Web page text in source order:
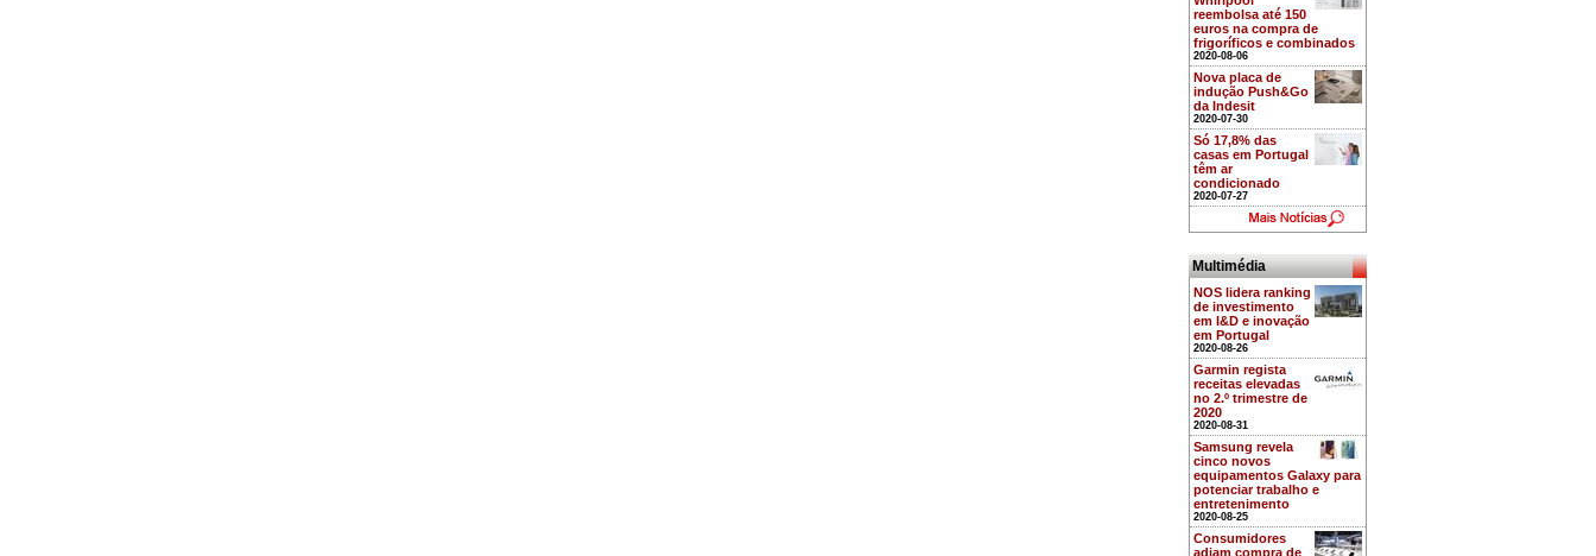
reembolsa até 150
euros na compra de
frigoríficos e combinados
2020-08-06
Nova placa de
indução Push&Go
da Indesit
2020-07-30
Só 17,8% das
casas em Portugal
têm ar
condicionado
2020-07-27
Multimédia
NOS lidera ranking
de investimento
em I&D e inovação
em Portugal
2020-08-26
Garmin regista
receitas elevadas
no 2.º trimestre de
2020
2020-08-31
Samsung revela
cinco novos
equipamentos Galaxy para
potenciar trabalho e
entretenimento
2020-08-25
Consumidores
adiam compra de